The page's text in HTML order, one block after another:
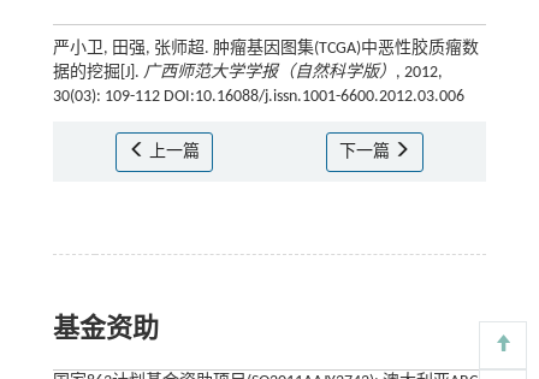
严小卫, 田强, 张师超. 肿瘤基因图集(TCGA)中恶性胶质瘤数
据的挖掘[J]. 广西师范大学学报（自然科学版） , 2012,
30(03): 109-112 DOI:10.16088/j.issn.1001-6600.2012.03.006
上一篇 下一篇
基金资助